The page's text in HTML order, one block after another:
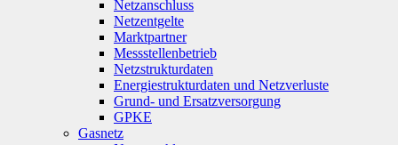
Netzanschluss
Netzentgelte
Marktpartner
Messstellenbetrieb
Netzstrukturdaten
Energiestrukturdaten und Netzverluste
Grund- und Ersatzversorgung
GPKE
Gasnetz